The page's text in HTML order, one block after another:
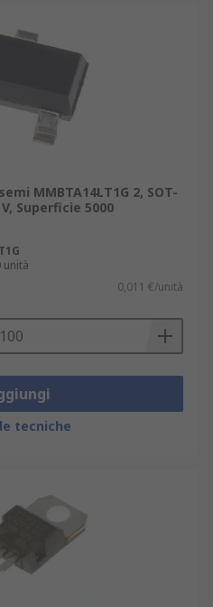
MMBTA14LT1G 2, SOT-
Superficie 5000
unità
0,011 €/unità
tecniche